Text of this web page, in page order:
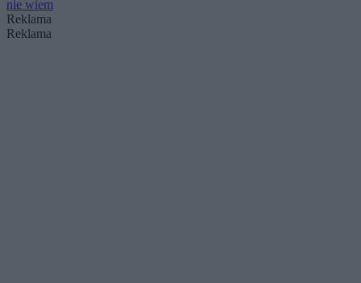
nie wiem
Reklama
Reklama